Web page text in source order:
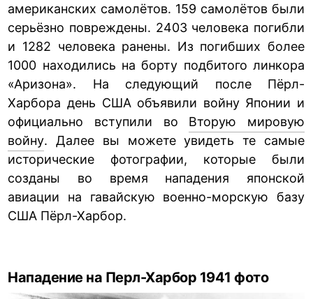
американских самолётов. 159 самолётов были
серьёзно повреждены. 2403 человека погибли
и 1282 человека ранены. Из погибших более
1000 находились на борту подбитого линкора
«Аризона». На следующий после Пёрл-
Харбора день США объявили войну Японии и
официально вступили во Вторую мировую
войну. Далее вы можете увидеть те самые
исторические фотографии, которые были
созданы во время нападения японской
авиации на гавайскую военно-морскую базу
США Пёрл-Харбор.
Нападение на Перл-Харбор 1941 фото